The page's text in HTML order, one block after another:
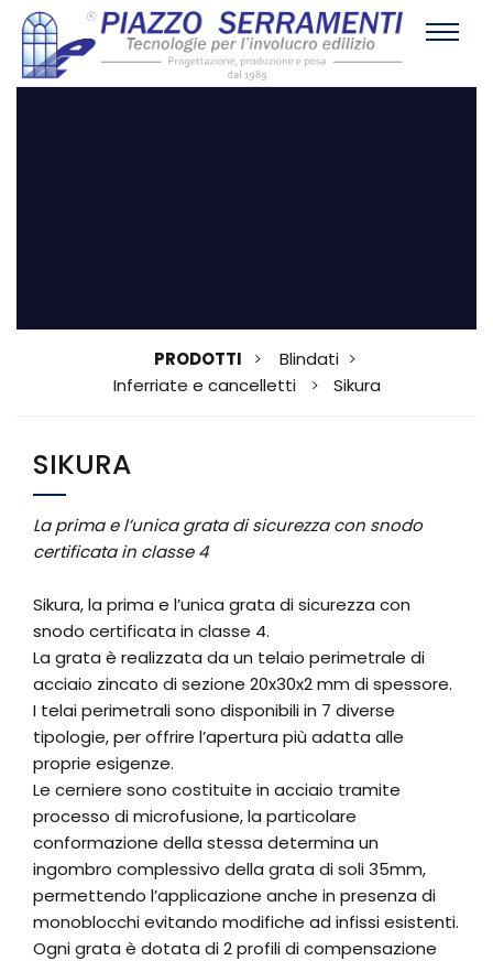
PRODOTTI
Blindati
Inferriate e cancelletti
Sikura
SIKURA
La prima e l’unica grata di sicurezza con snodo
certificata in classe 4
Sikura, la prima e l’unica grata di sicurezza con
snodo certificata in classe 4.
La grata è realizzata da un telaio perimetrale di
acciaio zincato di sezione 20x30x2 mm di spessore.
I telai perimetrali sono disponibili in 7 diverse
tipologie, per offrire l’apertura più adatta alle
proprie esigenze.
Le cerniere sono costituite in acciaio tramite
processo di microfusione, la particolare
conformazione della stessa determina un
ingombro complessivo della grata di soli 35mm,
permettendo l’applicazione anche in presenza di
monoblocchi evitando modifiche ad infissi esistenti.
Ogni grata è dotata di 2 profili di compensazione